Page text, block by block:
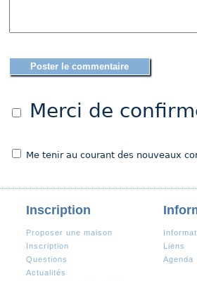
Merci de
Me tenir au courant des nouveaux
Inscription
Proposer une maison
Inscription
Questions
Actualités
Liens
Agenda